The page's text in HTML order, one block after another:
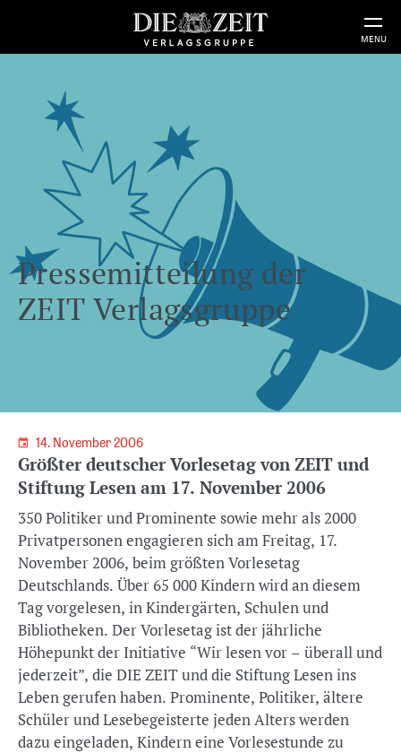
MENU
Pressemitteilung der
ZEIT Verlagsgruppe
14. November 2006
Größter deutscher Vorlesetag von ZEIT und
Stiftung Lesen am 17. November 2006
350 Politiker und Prominente sowie mehr als 2000
Privatpersonen engagieren sich am Freitag, 17.
November 2006, beim größten Vorlesetag
Deutschlands. Über 65 000 Kindern wird an diesem
Tag vorgelesen, in Kindergärten, Schulen und
Bibliotheken. Der Vorlesetag ist der jährliche
Höhepunkt der Initiative “Wir lesen vor – überall und
jederzeit”, die DIE ZEIT und die Stiftung Lesen ins
Leben gerufen haben. Prominente, Politiker, ältere
Schüler und Lesebegeisterte jeden Alters werden
dazu eingeladen, Kindern eine Vorlesestunde zu